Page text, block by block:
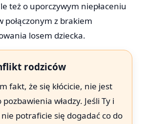
też o uporczywym niepłaceniu
połączonym z brakiem
losem dziecka.
rodziców
fakt, że się kłócicie, nie jest
władzy. Jeśli Ty i
potraficie się dogadać co do